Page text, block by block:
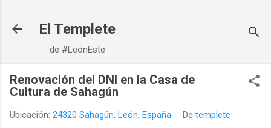
El Templete
de #LeónEste
Renovación del DNI en la Casa de
Cultura de Sahagún
Ubicación: 24320 Sahagún, León, España De templete